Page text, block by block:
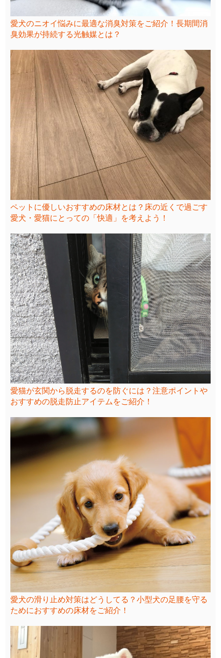
愛犬のニオイ悩みに最適な消臭対策をご紹介！長期間消
臭効果が持続する光触媒とは？
ペットに優しいおすすめの床材とは？床の近くで過ごす
愛犬・愛猫にとっての「快適」を考えよう！
愛猫が玄関から脱走するのを防ぐには？注意ポイントや
おすすめの脱走防止アイテムをご紹介！
愛犬の滑り止め対策はどうしてる？小型犬の足腰を守る
ためにおすすめの床材をご紹介！